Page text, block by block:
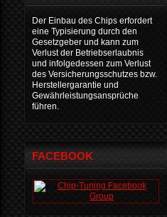
Der Einbau des Chips erfordert
eine Typisierung durch den
Gesetzgeber und kann zum
Verlust der Betriebserlaubnis
und infolgedessen zum Verlust
des Versicherungsschutzes bzw.
Herstellergarantie und
Gewährleistungsansprüche
führen.
FACEBOOK